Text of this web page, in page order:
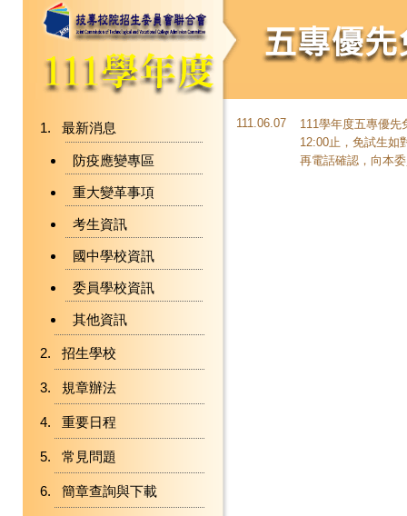
最新消息
防疫應變專區
重大變革事項
考生資訊
國中學校資訊
委員學校資訊
其他資訊
招生學校
規章辦法
重要日程
常見問題
簡章查詢與下載
111.06.07
111學年度五專優先
12:00止，免試生如
再電話確認，向本